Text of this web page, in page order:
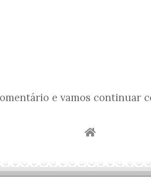
e vamos continuar